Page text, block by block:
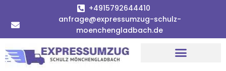
+4915792644410
anfrage@expressumzug-schulz-
moenchengladbach.de